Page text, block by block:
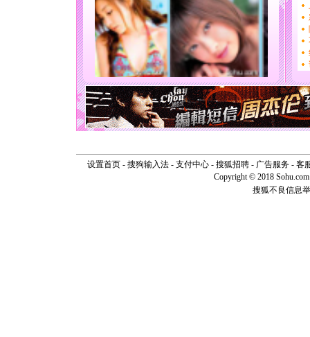
送你一
[圣诞节]
你太多
要平安
[圣诞节]
能正大
天都要快
[圣诞节]
如意,快
[元旦]看
断电。爱
起；二是
离。水晶
泣，这痛
设置首页- 搜狗输入法- 支付中心- 搜狐招聘- 广告服务- 客
Copyright © 2018
搜狐不良信息